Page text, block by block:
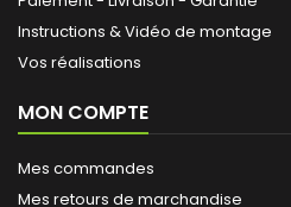
Instructions & Vidéo de montage
Vos réalisations
MON COMPTE
Mes commandes
Mes retours de marchandise